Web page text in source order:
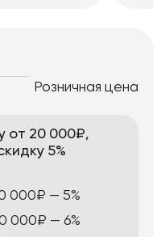
Розничная цена
от 20 000₽,
5%
000₽ — 5%
000₽ — 6%